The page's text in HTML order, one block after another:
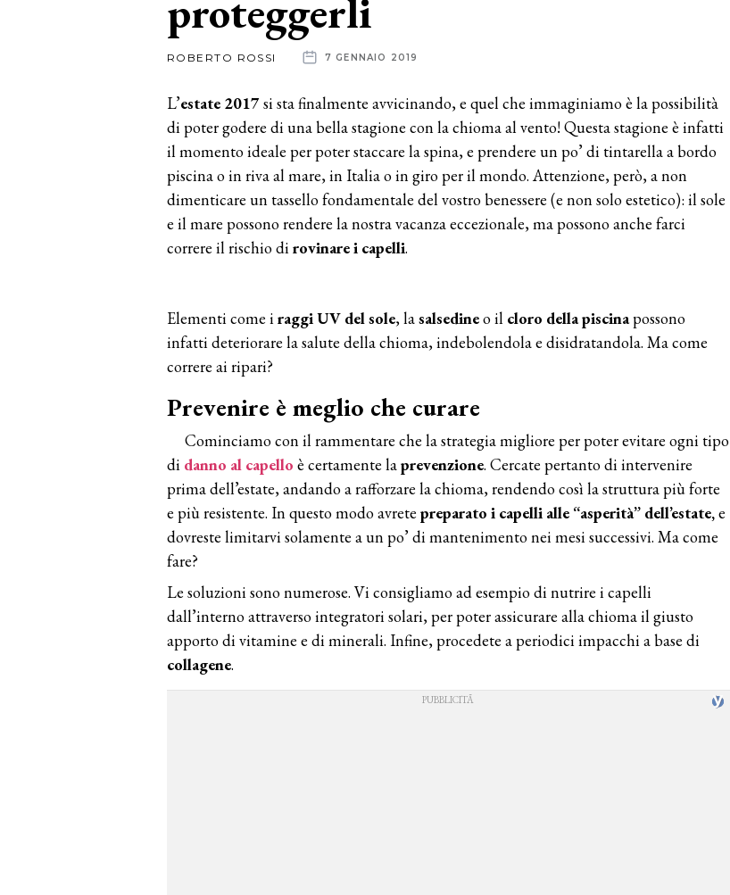
proteggerli
ROBERTO ROSSI 7 GENNAIO 2019
L’estate 2017si sta finalmente avvicinando, e quel che immaginiamo è la possibilità
di poter godere di una bella stagione con la chioma al vento! Questa stagione è infatti
il momento ideale per poter staccare la spina, e prendere un po’ di tintarella a bordo
piscina o in riva al mare, in Italia o in giro per il mondo. Attenzione, però, a non
dimenticare un tassello fondamentale del vostro benessere (e non solo estetico): il sole
e il mare possono rendere la nostra vacanza eccezionale, ma possono anche farci
correre il rischio di rovinare i capelli.
Elementi come i raggi UV del sole, lasalsedineo il cloro della piscinapossono
infatti deteriorare la salute della chioma, indebolendola e disidratandola. Ma come
correre ai ripari?
Prevenire è meglio che curare
Cominciamo con il rammentare che la strategia migliore per poter evitare ogni tipo
di danno al capello è certamente laprevenzione. Cercate pertanto di intervenire
prima dell’estate, andando a rafforzare la chioma, rendendo così la struttura più forte
e più resistente. In questo modo avrete preparato i capelli alle “asperità” dell’estate,e
dovreste limitarvi solamente a un po’ di mantenimento nei mesi successivi. Ma come
fare?
Le soluzioni sono numerose. Vi consigliamo ad esempio di nutrire i capelli
dall’interno attraverso integratori solari, per poter assicurare alla chioma il giusto
apporto di vitamine e di minerali. Infine, procedete a periodici impacchi a base di
collagene.